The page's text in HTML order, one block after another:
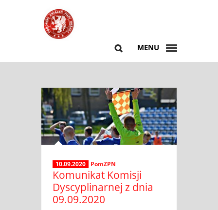
MENU
10.09.2020 PomZPN
Komunikat Komisji
Dyscyplinarnej z dnia
09.09.2020